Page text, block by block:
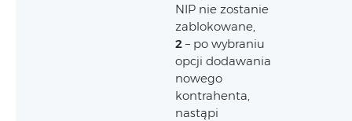
NIP nie zostanie
zablokowane,
2 – po wybraniu
opcji dodawania
nowego
kontrahenta,
nastąpi